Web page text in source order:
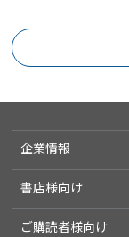
企業情報
書店様向け
ご購読者様向け